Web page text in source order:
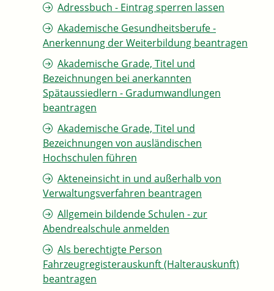
Adressbuch - Eintrag sperren lassen
Akademische Gesundheitsberufe -
Anerkennung der Weiterbildung beantragen
Akademische Grade, Titel und
Bezeichnungen bei anerkannten
Spätaussiedlern - Gradumwandlungen
beantragen
Akademische Grade, Titel und
Bezeichnungen von ausländischen
Hochschulen führen
Akteneinsicht in und außerhalb von
Verwaltungsverfahren beantragen
Allgemein bildende Schulen - zur
Abendrealschule anmelden
Als berechtigte Person
Fahrzeugregisterauskunft (Halterauskunft)
beantragen